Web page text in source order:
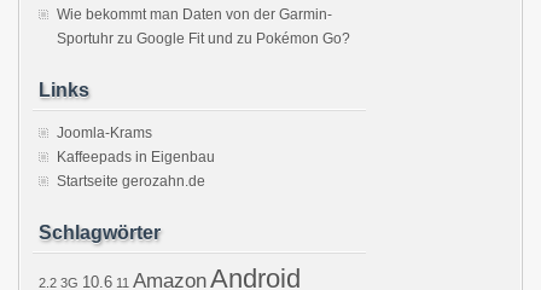
Wie bekommt man Daten von der Garmin-
Sportuhr zu Google Fit und zu Pokémon Go?
Links
Joomla-Krams
Kaffeepads in Eigenbau
Startseite gerozahn.de
Schlagwörter
2.2 3G 10.6 11 AmazonAndroid